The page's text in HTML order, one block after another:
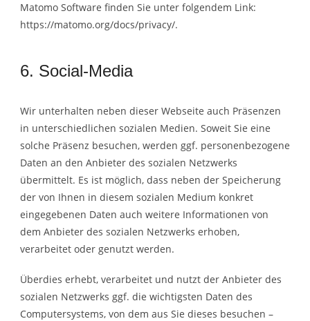
Matomo Software finden Sie unter folgendem Link:
https://matomo.org/docs/privacy/.
6. Social-Media
Wir unterhalten neben dieser Webseite auch Präsenzen
in unterschiedlichen sozialen Medien. Soweit Sie eine
solche Präsenz besuchen, werden ggf. personenbezogene
Daten an den Anbieter des sozialen Netzwerks
übermittelt. Es ist möglich, dass neben der Speicherung
der von Ihnen in diesem sozialen Medium konkret
eingegebenen Daten auch weitere Informationen von
dem Anbieter des sozialen Netzwerks erhoben,
verarbeitet oder genutzt werden.
Überdies erhebt, verarbeitet und nutzt der Anbieter des
sozialen Netzwerks ggf. die wichtigsten Daten des
Computersystems, von dem aus Sie dieses besuchen –